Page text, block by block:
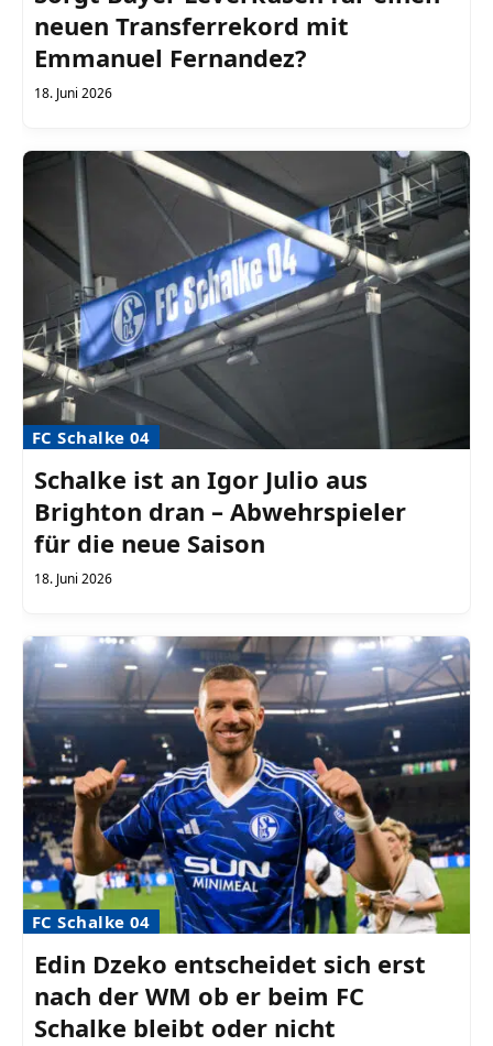
neuen Transferrekord mit
Emmanuel Fernandez?
18. Juni 2026
FC Schalke 04
Schalke ist an Igor Julio aus
Brighton dran – Abwehrspieler
für die neue Saison
18. Juni 2026
FC Schalke 04
Edin Dzeko entscheidet sich erst
nach der WM ob er beim FC
Schalke bleibt oder nicht